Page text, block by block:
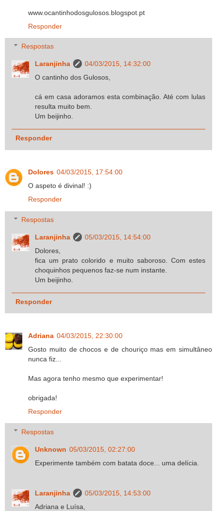
www.ocantinhodosgulosos.blogspot.pt
Responder
Respostas
Laranjinha
04/03/2015, 14:32:00
O cantinho dos Gulosos,
cá em casa adoramos esta combinação. Até com lulas
resulta muito bem.
Um beijinho.
Responder
Dolores 04/03/2015, 17:54:00
O aspeto é divinal! :)
Responder
Respostas
Laranjinha
05/03/2015, 14:54:00
Dolores,
fica um prato colorido e muito saboroso. Com estes
choquinhos pequenos faz-se num instante.
Um beijinho.
Responder
Adriana 04/03/2015, 22:30:00
Gosto muito de chocos e de chouriço mas em simultâneo
nunca fiz...
Mas agora tenho mesmo que experimentar!
obrigada!
Responder
Respostas
Unknown 05/03/2015, 02:27:00
Experimente também com batata doce... uma delícia.
Laranjinha
05/03/2015, 14:53:00
Adriana e Luísa,